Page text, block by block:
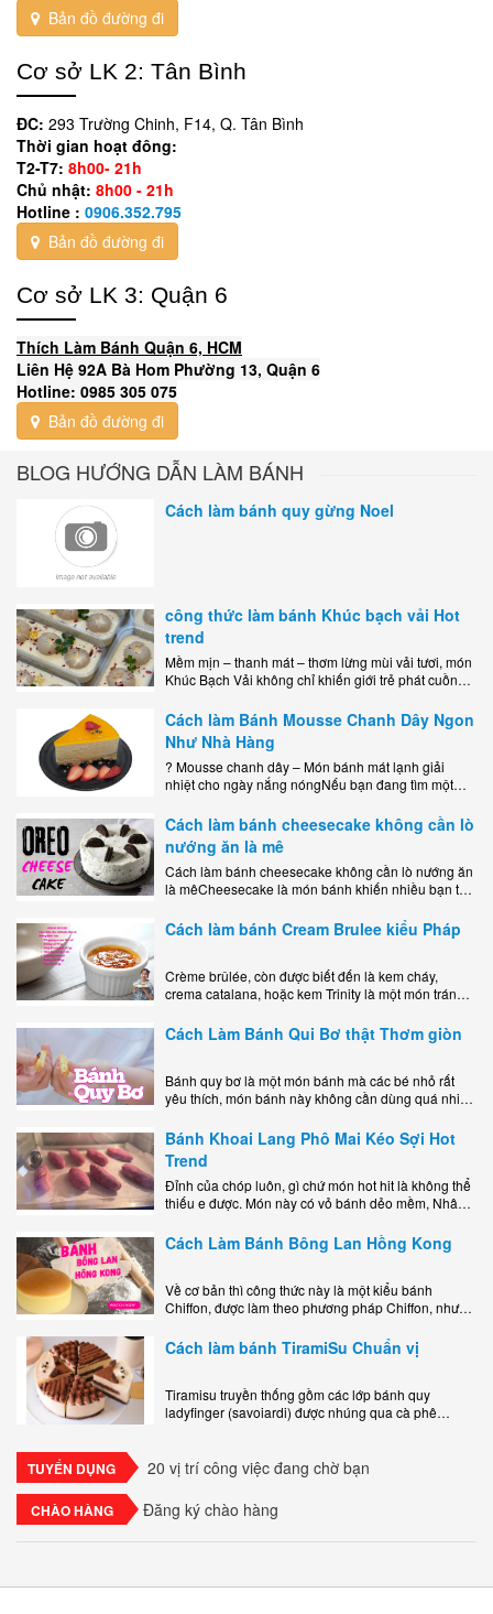
Bản đồ đường đi
Cơ sở LK 2: Tân Bình
ĐC: 293 Trường Chinh, F14, Q. Tân Bình
Thời gian hoạt đông:
T2-T7: 8h00- 21h
Chủ nhật: 8h00 - 21h
Hotline : 0906.352.795
Bản đồ đường đi
Cơ sở LK 3: Quận 6
Thích Làm Bánh Quận 6, HCM
Liên Hệ 92A Bà Hom Phường 13, Quận 6
Hotline: 0985 305 075
Bản đồ đường đi
BLOG HƯỚNG DẪN LÀM BÁNH
Cách làm bánh quy gừng Noel
công thức làm bánh Khúc bạch vải Hot
trend
Mềm mịn – thanh mát – thơm lừng mùi vải tươi, món
Khúc Bạch Vải không chỉ khiến giới trẻ phát cuồng
Cách làm Bánh Mousse Chanh Dây Ngon
Như Nhà Hàng
? Mousse chanh dây – Món bánh mát lạnh giải
nhiệt cho ngày nắng nóngNếu bạn đang tìm một
dễ..
Cách làm bánh cheesecake không cần lò
nướng ăn là mê
Cách làm bánh cheesecake không cần lò nướng ăn
là mêCheesecake là món bánh khiến nhiều bạn trẻ
kem..
Cách làm bánh Cream Brulee kiểu Pháp
Crème brûlée, còn được biết đến là kem cháy,
crema catalana, hoặc kem Trinity là một món tráng
lớp..
Cách Làm Bánh Qui Bơ thật Thơm giòn
Bánh quy bơ là một món bánh mà các bé nhỏ rất
yêu thích, món bánh này không cần dùng quá nhiều
Bánh Khoai Lang Phô Mai Kéo Sợi Hot
Trend
Đỉnh của chóp luôn, gì chứ món hot hit là không thể
thiếu e được. Món này có vỏ bánh dẻo mềm, Nhân
Cách Làm Bánh Bông Lan Hồng Kong
Về cơ bản thì công thức này là một kiểu bánh
Chiffon, được làm theo phương pháp Chiffon, nhưng
ngon, làm..
Cách làm bánh TiramiSu Chuẩn vị
Tiramisu truyền thống gồm các lớp bánh quy
ladyfinger (savoiardi) được nhúng qua cà phê
TUYỂN DỤNG 20 vị trí công việc đang chờ bạn
CHÀO HÀNG Đăng ký chào hàng